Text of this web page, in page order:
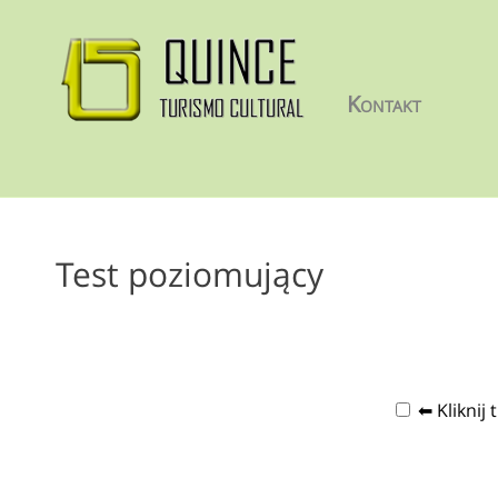
Kontakt
Test poziomujący
⬅ Kliknij